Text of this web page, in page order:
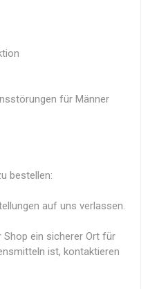
für Männer
bestellen:
auf uns verlassen.
ein sicherer Ort für
ist, kontaktieren